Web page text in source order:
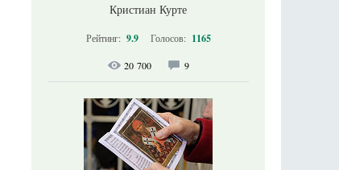
Кристиан Курте
Рейтинг: 9.9 Голосов: 1165
20 700 9